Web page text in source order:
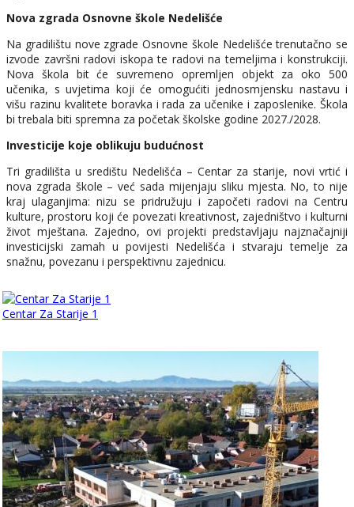
Nova zgrada Osnovne škole Nedelišće
Na gradilištu nove zgrade Osnovne škole Nedelišće trenutačno se
izvode završni radovi iskopa te radovi na temeljima i konstrukciji.
Nova škola bit će suvremeno opremljen objekt za oko 500
učenika, s uvjetima koji će omogućiti jednosmjensku nastavu i
višu razinu kvalitete boravka i rada za učenike i zaposlenike. Škola
bi trebala biti spremna za početak školske godine 2027./2028.
Investicije koje oblikuju budućnost
Tri gradilišta u središtu Nedelišća – Centar za starije, novi vrtić i
nova zgrada škole – već sada mijenjaju sliku mjesta. No, to nije
kraj ulaganjima: nizu se pridružuju i započeti radovi na Centru
kulture, prostoru koji će povezati kreativnost, zajedništvo i kulturni
život mještana. Zajedno, ovi projekti predstavljaju najznačajniji
investicijski zamah u povijesti Nedelišća i stvaraju temelje za
snažnu, povezanu i perspektivnu zajednicu.
Centar Za Starije 1